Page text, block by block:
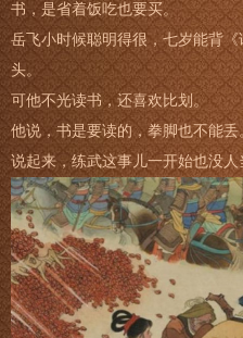
书，是省着饭吃也要买。
岳飞小时候聪明得很，七岁能背
头。
可他不光读书，还喜欢比划。
他说，书是要读的，拳脚也不能丢
说起来，练武这事儿一开始也没人